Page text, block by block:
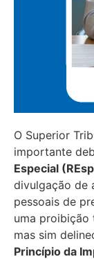
O Superior
importante
Especial
divulgação de
pessoais de
uma proibição
mas sim
Princípio da